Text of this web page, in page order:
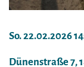
So. 22.02.2026
Dünenstraße 7,